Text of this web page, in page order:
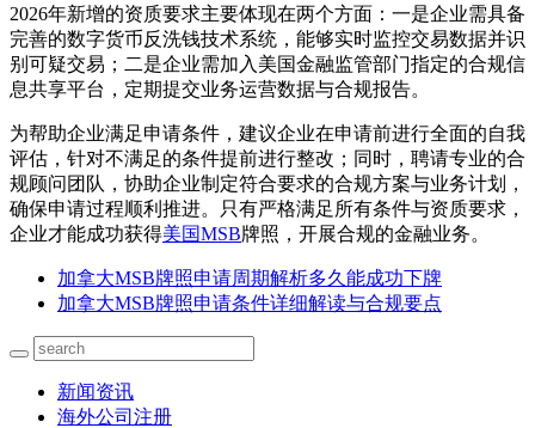
2026年新增的资质要求主要体现在两个方面：一是企业需具备
完善的数字货币反洗钱技术系统，能够实时监控交易数据并识
别可疑交易；二是企业需加入美国金融监管部门指定的合规信
息共享平台，定期提交业务运营数据与合规报告。
为帮助企业满足申请条件，建议企业在申请前进行全面的自我
评估，针对不满足的条件提前进行整改；同时，聘请专业的合
规顾问团队，协助企业制定符合要求的合规方案与业务计划，
确保申请过程顺利推进。只有严格满足所有条件与资质要求，
企业才能成功获得美国MSB牌照，开展合规的金融业务。
加拿大MSB牌照申请周期解析多久能成功下牌
加拿大MSB牌照申请条件详细解读与合规要点
新闻资讯
海外公司注册